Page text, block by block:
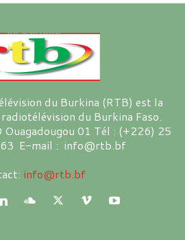
du Burkina (RTB) est la
du Burkina Faso.
Ouagadougou 01 Tél : (+226) 25
E-mail : info@rtb.bf
info@rtb.bf